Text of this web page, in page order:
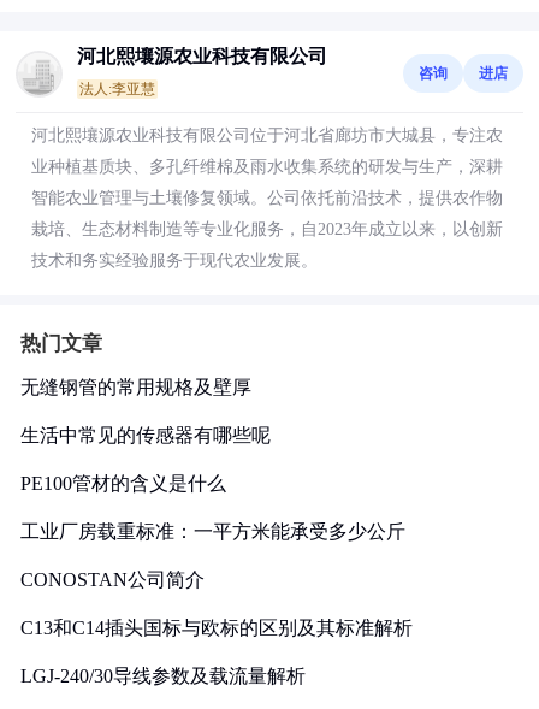
河北熙壤源农业科技有限公司
法人:李亚慧
咨询 进店
河北熙壤源农业科技有限公司位于河北省廊坊市大城县，专注农
业种植基质块、多孔纤维棉及雨水收集系统的研发与生产，深耕
智能农业管理与土壤修复领域。公司依托前沿技术，提供农作物
栽培、生态材料制造等专业化服务，自2023年成立以来，以创新
技术和务实经验服务于现代农业发展。
热门文章
无缝钢管的常用规格及壁厚
生活中常见的传感器有哪些呢
PE100管材的含义是什么
工业厂房载重标准：一平方米能承受多少公斤
CONOSTAN公司简介
C13和C14插头国标与欧标的区别及其标准解析
LGJ-240/30导线参数及载流量解析